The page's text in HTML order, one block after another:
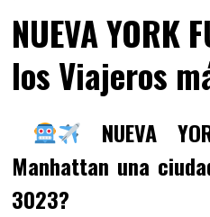
NUEVA YORK
los Viajeros
NUEVA
Manhattan una
3023?